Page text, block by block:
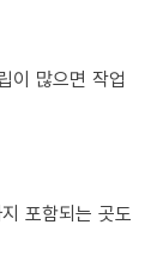
이 많으면 작업
포함되는 곳도